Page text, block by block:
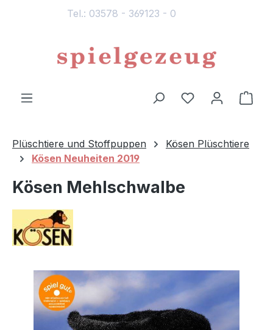
Tel.: 03578 - 369123 - 0
Du hast 0
Plüschtiere und Stoffpuppen
Kösen Plüschtiere
Kösen Neuheiten 2019
Kösen Mehlschwalbe
Bildergalerie überspringen